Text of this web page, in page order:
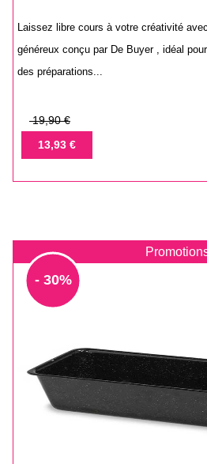
Laissez libre cours à votre créativité
généreux conçu par De Buyer , idéal
des préparations...
Prix
base
19,90 €
Prix13,93 €
- 30%